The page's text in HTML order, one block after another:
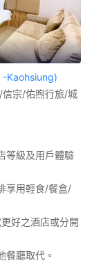
-Kaohsiung)
宗/佑煦行旅/城
等級及用戶體驗
享用輕食/餐盒/
好之酒店或分開
餐廳取代。